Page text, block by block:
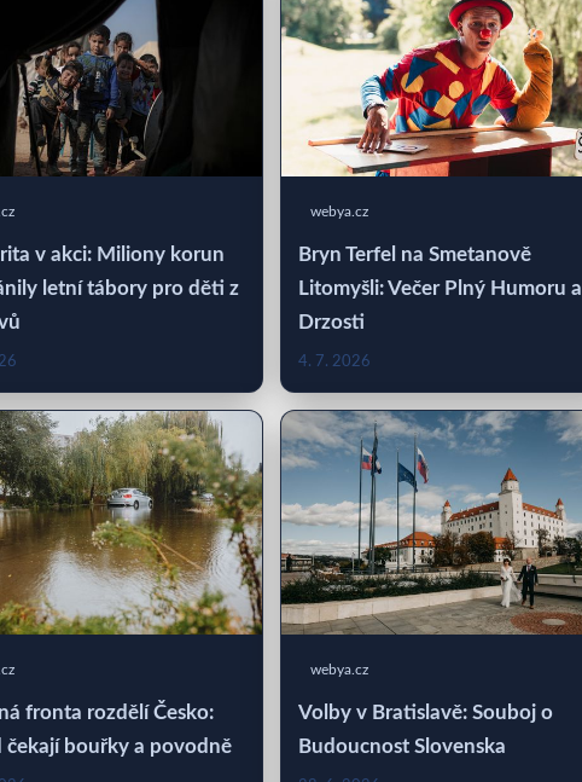
v akci: Miliony korun
letní tábory pro děti z
webya.cz
Bryn Terfel na Smetanově
Litomyšli: Večer Plný Humoru a
Drzosti
4. 7. 2026
fronta rozdělí Česko:
čekají bouřky a povodně
webya.cz
Volby v Bratislavě: Souboj o
Budoucnost Slovenska